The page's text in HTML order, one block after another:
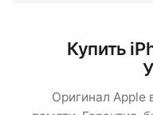
Купить
Оригинал Apple